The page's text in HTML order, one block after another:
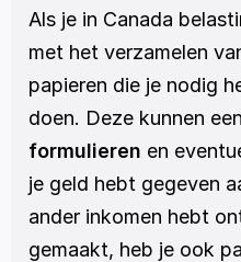
Als je in Canada
met het verzamelen
papieren die je nodig
doen. Deze kunnen een
formulieren en
je geld hebt gegeven
ander inkomen hebt
gemaakt, heb je ook